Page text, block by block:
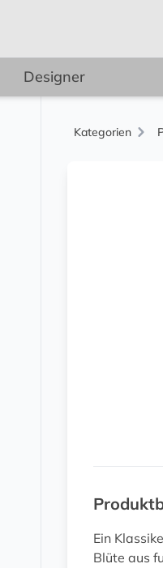
Designer
Kategorien
Ein
Blüte aus